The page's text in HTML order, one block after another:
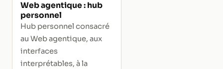
Web agentique : hub
personnel
Hub personnel consacré
au Web agentique, aux
interfaces
interprétables, à la